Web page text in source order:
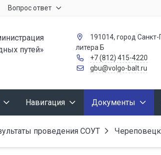
Вопрос ответ
путей»
191014, город
литера Б
+7 (812) 415-4220
gbu@volgo-balt.ru
Навигация Документы
проведения СОУТ